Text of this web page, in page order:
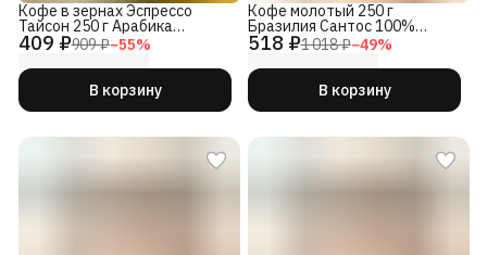
409 ₽909 ₽−55%
Кофе в зернах Эспрессо
Тайсон 250 г Арабика
Робуста
В корзину
518 ₽1 018 ₽−49%
Кофе молотый 250 г
Бразилия Сантос 100%
арабика
В корзину